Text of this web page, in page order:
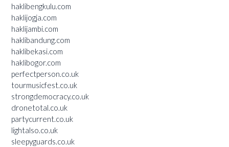
haklibengkulu.com
haklijogja.com
haklijambi.com
haklibandung.com
haklibekasi.com
haklibogor.com
perfectperson.co.uk
tourmusicfest.co.uk
strongdemocracy.co.uk
dronetotal.co.uk
partycurrent.co.uk
lightalso.co.uk
sleepyguards.co.uk